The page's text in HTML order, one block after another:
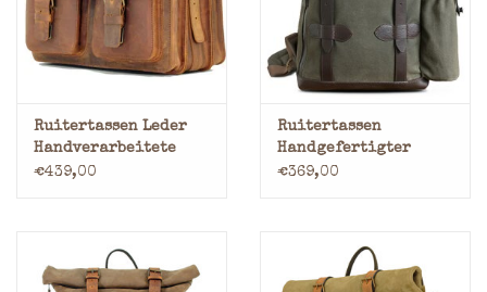
Marken
Ruitertassen Leder
Handverarbeitete
Umhängetasche
€439,00
Ruitertassen
Handgefertigter
Rucksack Overland
€369,00